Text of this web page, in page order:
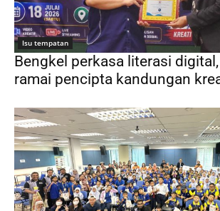
Isu tempatan
Bengkel perkasa literasi
ramai pencipta kandungan